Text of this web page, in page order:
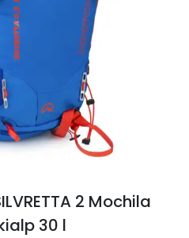
2 Mochila
30 l